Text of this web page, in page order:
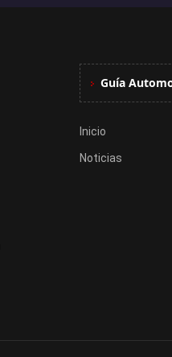
Guía
Inicio
Noticias